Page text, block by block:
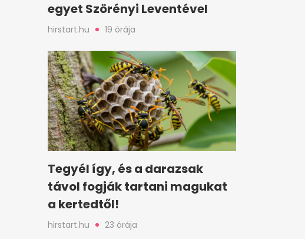
egyet Szörényi Leventével
hirstart.hu 19 órája
Tegyél így, és a darazsak
távol fogják tartani magukat
a kertedtől!
hirstart.hu 23 órája